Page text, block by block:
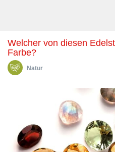
Welcher von diesen Edelsteinen hat eine blaue
Farbe?
Natur